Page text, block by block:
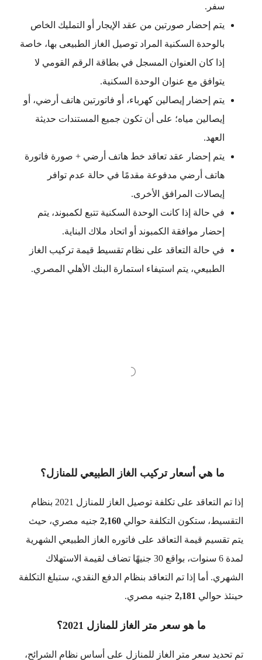
سفر.
يتم إحضار صورتين من عقد الإيجار أو التمليك الخاص
بالوحدة السكنية المراد توصيل الغاز الطبيعى بها، خاصة
إذا كان العنوان المسجل في بطاقة الرقم القومي لا
يتوافق مع عنوان الوحدة السكنية.
يتم إحضار إيصالين كهرباء، أو فاتورتين هاتف أرضي، أو
إيصالين مياه؛ على أن تكون جميع المستندات حديثة
العهد.
يتم إحضار عقد تعاقد خط هاتف أرضي + صورة فاتورة
هاتف أرضي مدفوعة مقدمًا في حالة عدم توافر
إيصالات المرافق الأخرى.
في حالة إذا كانت الوحدة السكنية تتبع لكمبوند، يتم
إحضار موافقة الكمبوند أو اتحاد ملاك البناية.
في حالة التعاقد على نظام تقسيط قيمة تركيب الغاز
الطبيعي، يتم استيفاء استمارة البنك الأهلي المصري.
ما هي أسعار تركيب الغاز الطبيعي للمنازل؟
إذا تم التعاقد على تكلفة توصيل الغاز للمنازل 2021 بنظام
التقسيط، ستكون التكلفة حوالي
جنيه مصري، حيث
يتم تقسيم قيمة التعاقد على فاتوره الغاز الطبيعي الشهرية
لمدة 6 سنوات، بواقع 30 جنيهًا تضاف لقيمة الاستهلاك
الشهري. أما إذا تم التعاقد بنظام الدفع النقدي، ستبلغ التكلفة
حينئذ حوالي 2,181 جنيه مصري.
ما هو سعر متر الغاز للمنازل 2021؟
تم تحديد سعر متر الغاز للمنازل على أساس نظام الشرائح،